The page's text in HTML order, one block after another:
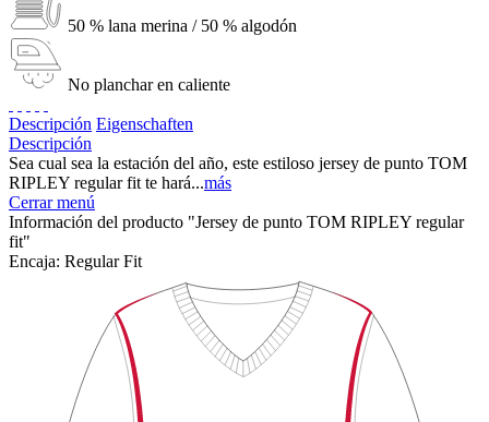
50 % lana merina / 50 % algodón
No planchar en caliente
Descripción Eigenschaften
Descripción
Sea cual sea la estación del año, este estiloso jersey de punto TOM
RIPLEY regular fit te hará...más
Cerrar menú
Información del producto "Jersey de punto TOM RIPLEY regular
fit"
Encaja: Regular Fit